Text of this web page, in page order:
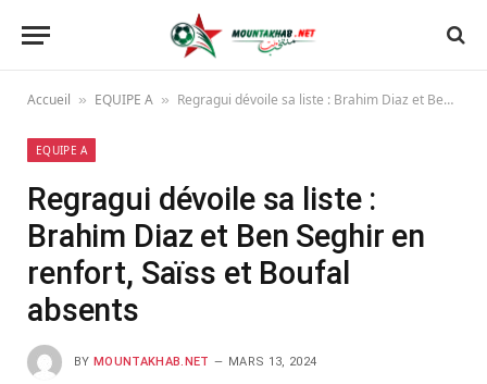
Accueil » EQUIPE A » Regragui dévoile sa liste : Brahim Diaz et Ben Seghir en renfort, Saïss et Boufal absents
EQUIPE A
Regragui dévoile sa liste :
Brahim Diaz et Ben Seghir en
renfort, Saïss et Boufal
absents
BY MOUNTAKHAB.NET MARS 13, 2024